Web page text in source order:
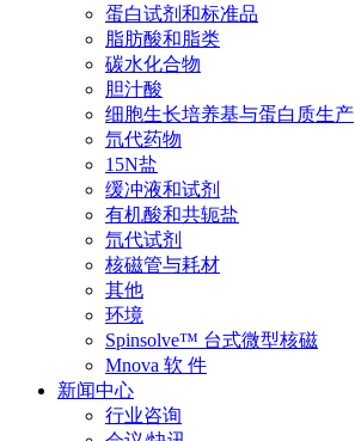
蛋白试剂和标准品
脂肪酸和脂类
碳水化合物
胆汁酸
细胞生长培养基与蛋白质生产
氘代药物
15N盐
缓冲液和试剂
有机酸和共轭盐
氘代试剂
核磁管与耗材
其他
环境
Spinsolve™ 台式微型核磁
Mnova 软 件
新闻中心
行业咨询